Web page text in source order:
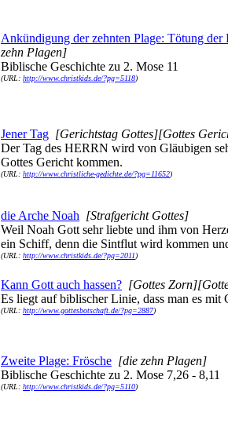
Ankündigung der zehnten Plage: Tötung der
zehn Plagen]
Biblische Geschichte zu 2. Mose 11
(URL: http://www.christkids.de/?pg=5118)
Jener Tag [Gerichtstag Gottes][Gottes
Der Tag des HERRN wird von Gläubigen
Gottes Gericht kommen.
(URL: http://www.christliche-gedichte.de/?pg=11652)
die Arche Noah [Strafgericht Gottes]
Weil Noah Gott sehr liebte und ihm von
ein Schiff, denn die Sintflut wird kommen
(URL: http://www.christkids.de/?pg=2011)
Kann Gott auch hassen? [Gottes
Es liegt auf biblischer Linie, dass man es mit
(URL: http://www.gottesbotschaft.de/?pg=2887)
Zweite Plage: Frösche [die zehn Plagen]
Biblische Geschichte zu 2. Mose 7,26 - 8,11
(URL: http://www.christkids.de/?pg=5110)